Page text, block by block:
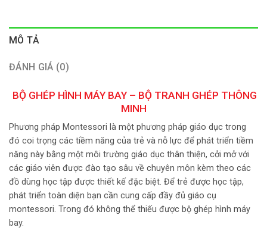
MÔ TẢ
ĐÁNH GIÁ (0)
BỘ GHÉP HÌNH MÁY BAY – BỘ TRANH GHÉP THÔNG
MINH
Phương pháp Montessori là một phương pháp giáo dục trong
đó coi trọng các tiềm năng của trẻ và nỗ lực để phát triển tiềm
năng này bằng một môi trường giáo dục thân thiện, cởi mở với
các giáo viên được đào tạo sâu về chuyên môn kèm theo các
đồ dùng học tập được thiết kế đặc biệt. Để trẻ được học tập,
phát triển toàn diện bạn cần cung cấp đầy đủ giáo cụ
montessori. Trong đó không thể thiếu được bộ ghép hình máy
bay.